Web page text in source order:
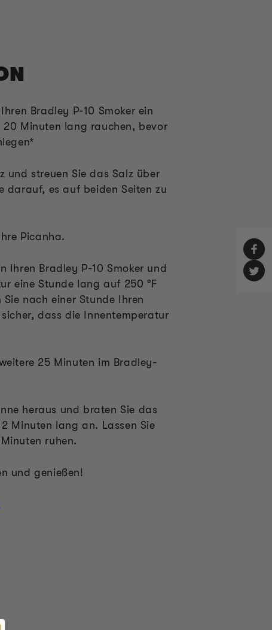
Bradley P-10 Smoker ein
20 Minuten lang rauchen, bevor
und streuen Sie das Salz über
darauf, es auf beiden Seiten zu
Picanha.
Ihren Bradley P-10 Smoker und
eine Stunde lang auf 250 °F
Sie nach einer Stunde Ihren
dass die Innentemperatur
25 Minuten im Bradley-
heraus und braten Sie das
Minuten lang an. Lassen Sie
ruhen.
und genießen!